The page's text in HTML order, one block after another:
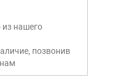
из нашего
позвонив